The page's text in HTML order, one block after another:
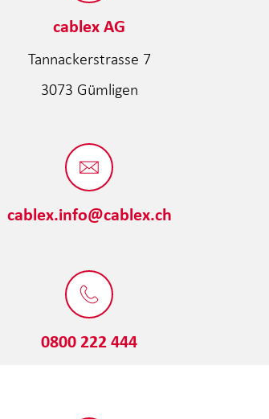
cablex AG
Tannackerstrasse 7
3073 Gümligen
cablex.info@cablex.ch
0800 222 444